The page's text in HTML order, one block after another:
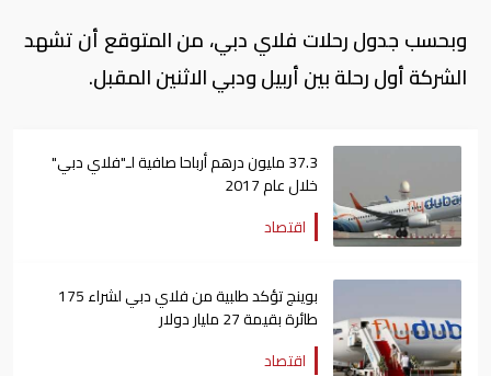
وبحسب جدول رحلات فلاي دبي، من المتوقع أن تشهد
الشركة أول رحلة بين أربيل ودبي الاثنين المقبل.
37.3 مليون درهم أرباحا صافية لـ"فلاي دبي"
خلال عام 2017
اقتصاد
بوينج تؤكد طلبية من فلاي دبي لشراء 175
طائرة بقيمة 27 مليار دولار
اقتصاد